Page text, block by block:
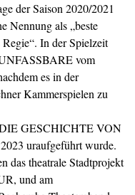
der Saison 2020/2021
Nennung als „beste
In der Spielzeit
vom
es in der
Kammerspielen zu
DIE GESCHICHTE VON
uraufgeführt wurde.
das theatrale Stadtprojekt
und am